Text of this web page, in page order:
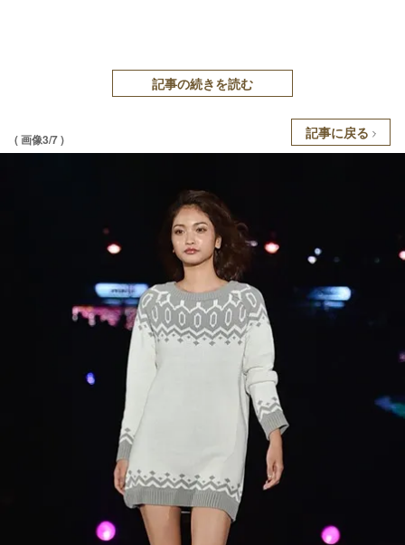
記事の続きを読む
( 画像3/7 ) 記事に戻る